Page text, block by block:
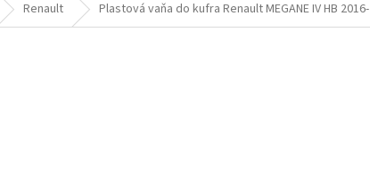
Renault Plastová vaňa do kufra Renault MEGANE IV HB 2016-